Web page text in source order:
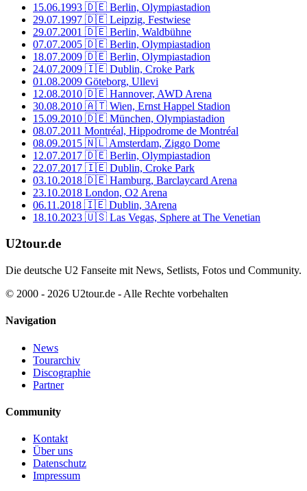
15.06.1993 🇩🇪 Berlin, Olympiastadion
29.07.1997 🇩🇪 Leipzig, Festwiese
29.07.2001 🇩🇪 Berlin, Waldbühne
07.07.2005 🇩🇪 Berlin, Olympiastadion
18.07.2009 🇩🇪 Berlin, Olympiastadion
24.07.2009 🇮🇪 Dublin, Croke Park
01.08.2009 Göteborg, Ullevi
12.08.2010 🇩🇪 Hannover, AWD Arena
30.08.2010 🇦🇹 Wien, Ernst Happel Stadion
15.09.2010 🇩🇪 München, Olympiastadion
08.07.2011 Montréal, Hippodrome de Montréal
08.09.2015 🇳🇱 Amsterdam, Ziggo Dome
12.07.2017 🇩🇪 Berlin, Olympiastadion
22.07.2017 🇮🇪 Dublin, Croke Park
03.10.2018 🇩🇪 Hamburg, Barclaycard Arena
23.10.2018 London, O2 Arena
06.11.2018 🇮🇪 Dublin, 3Arena
18.10.2023 🇺🇸 Las Vegas, Sphere at The Venetian
U2tour.de
Die deutsche U2 Fanseite mit News, Setlists, Fotos und Community.
© 2000 - 2026 U2tour.de - Alle Rechte vorbehalten
Navigation
News
Tourarchiv
Discographie
Partner
Community
Kontakt
Über uns
Datenschutz
Impressum